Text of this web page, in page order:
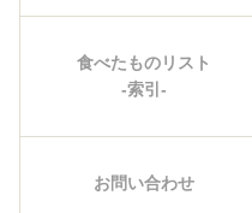
食べたものリスト
-索引-
お問い合わせ